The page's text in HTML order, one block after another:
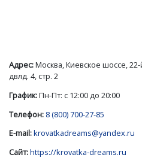
Адрес:Москва, Киевское шоссе,
двлд. 4, стр. 2
График:Пн-Пт: с 12:00 до 20:00
Телефон: 8 (800) 700-27-85
E-mail:krovatkadreams@yandex.ru
Сайт:https://krovatka-dreams.ru